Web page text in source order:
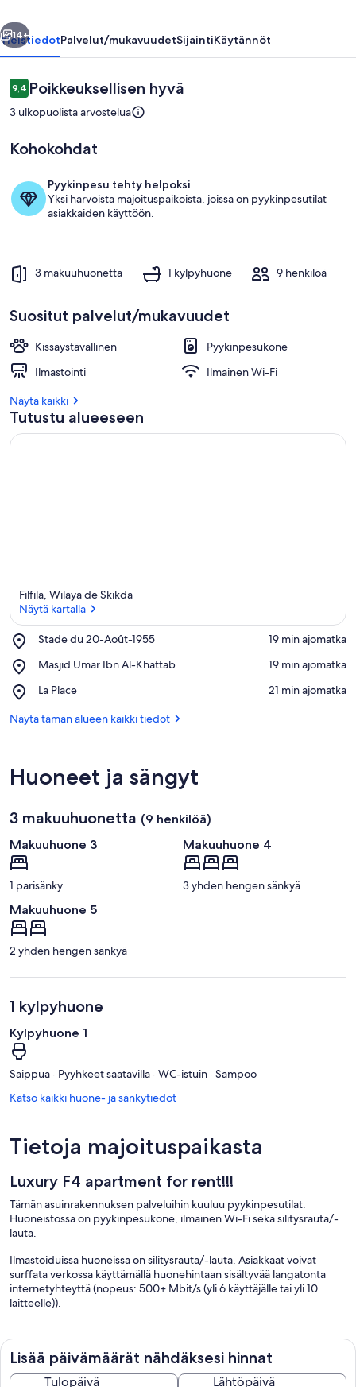
Yksityiskohta ulkoa
Seuraava
14+
YleistiedotPalvelut/mukavuudetSijaintiKäytännöt
Arvostelut
9,49,4 kautta 10.
Poikkeuksellisen hyvä
3 ulkopuolista arvostelua
Kohokohdat
Pyykinpesu tehty helpoksi
Yksi harvoista majoituspaikoista, joissa on pyykinpesutilat
asiakkaiden käyttöön.
3 makuuhuonetta 1 kylpyhuone 9 henkilöä
Suositut palvelut/mukavuudet
Kissaystävällinen
Pyykinpesukone
Ilmastointi
Ilmainen Wi-Fi
Näytä kaikki
Tutustu alueeseen
Filfila, Wilaya de Skikda
Näytä kartalla
Stade du 20-Août-1955
Place,
du
Août-
‪19 min ajomatka‬
Masjid Umar Ibn Al-Khattab
Place,
Umar
Al-
‪19 min ajomatka‬
La Place
Place,
Place
‪21 min ajomatka‬
Näytä tämän alueen kaikki tiedot
Huoneet ja sängyt
3 makuuhuonetta (9 henkilöä)
Makuuhuone 3
1 parisänky
Makuuhuone 4
3 yhden hengen sänkyä
Makuuhuone 5
2 yhden hengen sänkyä
1 kylpyhuone
Kylpyhuone 1
Saippua · Pyyhkeet saatavilla · WC-istuin · Sampoo
Katso kaikki huone- ja sänkytiedot
Tietoja majoituspaikasta
Luxury F4 apartment for rent!!!
Tämän asuinrakennuksen palveluihin kuuluu pyykinpesutilat.
Huoneistossa on pyykinpesukone, ilmainen Wi-Fi sekä silitysrauta/-
lauta.
Ilmastoiduissa huoneissa on silitysrauta/-lauta. Asiakkaat voivat
surffata verkossa käyttämällä huonehintaan sisältyvää langatonta
internetyhteyttä (nopeus: 500+ Mbit/s (yli 6 käyttäjälle tai yli 10
laitteelle)).
Lisää päivämäärät nähdäksesi hinnat
Tulopäivä Lähtöpäivä